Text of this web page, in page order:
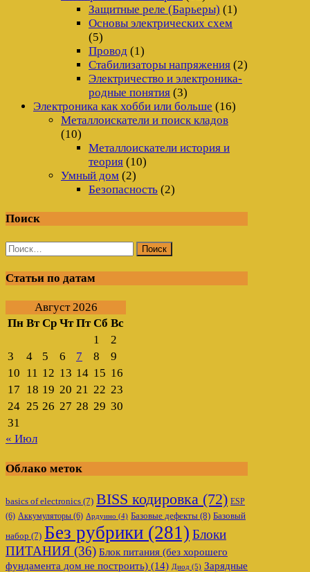
Защитные реле (Барьеры) (1)
Основы электрических схем
(5)
Провод (1)
Стабилизаторы напряжения (2)
Электричество и электроника-
родные понятия (3)
Электроника как хобби или больше (16)
Металлоискатели и поиск кладов
(10)
Металлоискатели история и
теория (10)
Умный дом (2)
Безопасность (2)
Поиск
Найти:
Статьи по датам
Август 2026
Пн Вт Ср Чт Пт Сб Вс
1
2
3
4 5 6 7 8
9
10 11 12 13 14 15 16
17 18 19 20 21 22 23
24 25 26 27 28 29 30
31
« Июл
Облако меток
basics of electronics (7) BISS кодировка (72) ESP
(6) Аккумуляторы (6) Ардуино (4) Базовые дефекты (8) Базовый
набор (7) Без рубрики (281) Блоки
ПИТАНИЯ (36) Блок питания (без хорошего
фундамента дом не построить) (14) Диод (5) Зарядные